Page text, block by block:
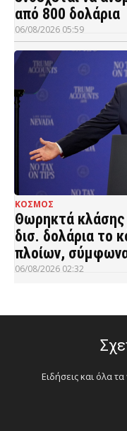
από 800 δολάρια
06/08/2026 05:59
ΚΟΣΜΟΣ
Θωρηκτά κλάσης
δισ. δολάρια το
πλοίων,
06/08/2026 02:32
Ειδήσεις και όλα